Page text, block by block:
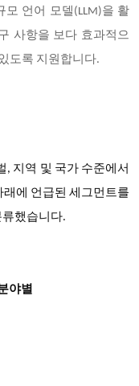
모 언어 모델 (LLM)을 활
사항을 보다 효과적으
도록 지원합니다.
, 지역 및 국가 수준에서
래에 언급된 세그먼트를
류했습니다.
야별